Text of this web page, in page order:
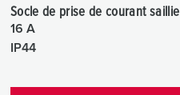
Socle de prise de courant saillie
16 A
IP44